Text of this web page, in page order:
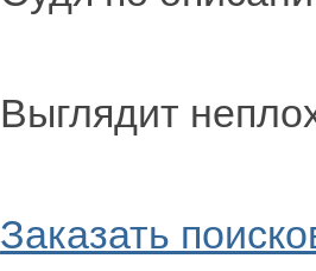
Выглядит
Заказать